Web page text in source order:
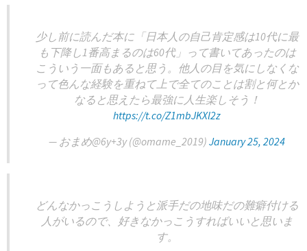
少し前に読んだ本に「日本人の自己肯定感は10代に最
も下降し1番高まるのは60代」って書いてあったのは
こういう一面もあると思う。他人の目を気にしなくな
って色んな経験を重ねて上で全てのことは割と何とか
なると思えたら最強に人生楽しそう！
https://t.co/Z1mbJKXl2z
— おまめ@6y+3y (@omame_2019) January 25, 2024
どんなかっこうしようと派手だの地味だの難癖付ける
人がいるので、好きなかっこうすればいいと思いま
す。